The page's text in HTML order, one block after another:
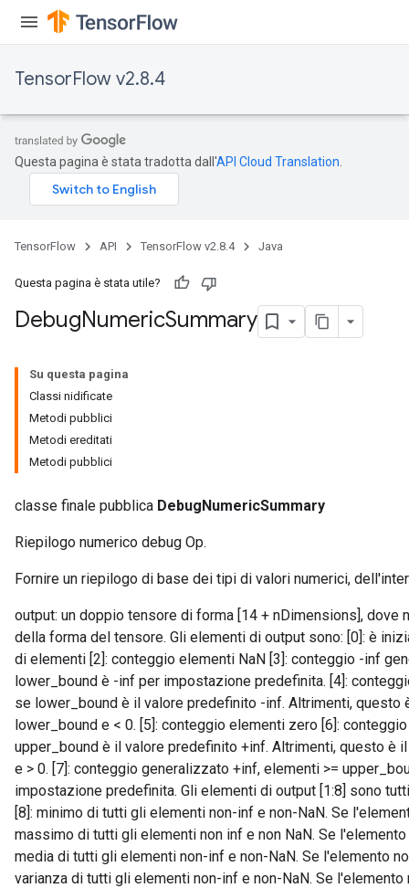
TensorFlow v2.8.4
Questa pagina è stata tradotta dall'API Cloud Translation
TensorFlow API TensorFlow v2.8.4 Java
Questa pagina è stata utile?
DebugNumericSummary
Su questa pagina
Classi nidificate
Metodi pubblici
Metodi ereditati
Metodi pubblici
classe finale pubblica DebugNumericSummary
Riepilogo numerico debug Op.
Fornire un riepilogo di base dei tipi di valori numerici,
output: un doppio tensore di forma [14 + nDimensions], dove
della forma del tensore. Gli elementi di output sono: [0]: è
di elementi [2]: conteggio elementi NaN [3]: conteggio -inf
lower_bound è -inf per impostazione predefinita. [4]:
se lower_bound è il valore predefinito -inf. Altrimenti, questo
lower_bound e < 0. [5]: conteggio elementi zero [6]:
upper_bound è il valore predefinito +inf. Altrimenti, questo è
e > 0. [7]: conteggio generalizzato +inf, elementi >=
impostazione predefinita. Gli elementi di output [1:8] sono
[8]: minimo di tutti gli elementi non-inf e non-NaN. Se
massimo di tutti gli elementi non inf e non NaN. Se
media di tutti gli elementi non-inf e non-NaN. Se l'elemento
varianza di tutti gli elementi non-inf e non-NaN. Se